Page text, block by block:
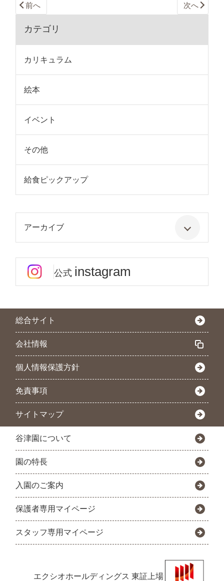
前へ 次へ
カテゴリ
カリキュラム
絵本
イベント
その他
給食ピックアップ
アーカイブ
公式 instagram
総合サイト
会社情報
個人情報保護方針
免責事項
サイトマップ
谷津園について
園の特長
入園のご案内
保護者専用マイページ
スタッフ専用マイページ
エクシオホールディングス 東証上場